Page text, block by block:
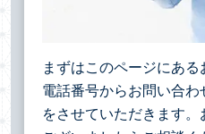
まずはこのページにあ
電話番号からお問い合
をさせていただきます